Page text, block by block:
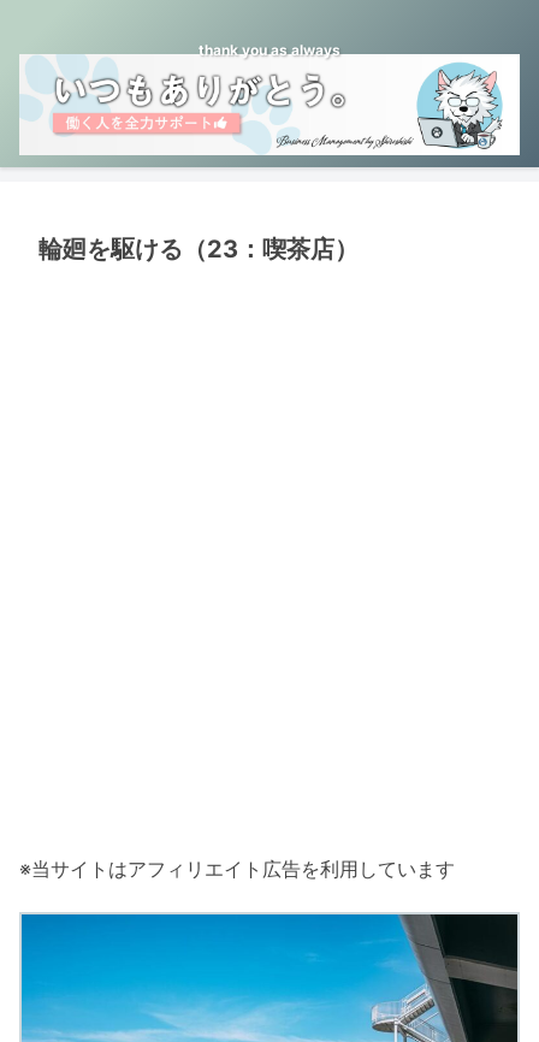
thank you as always
輪廻を駆ける（23：喫茶店）
※当サイトはアフィリエイト広告を利用しています